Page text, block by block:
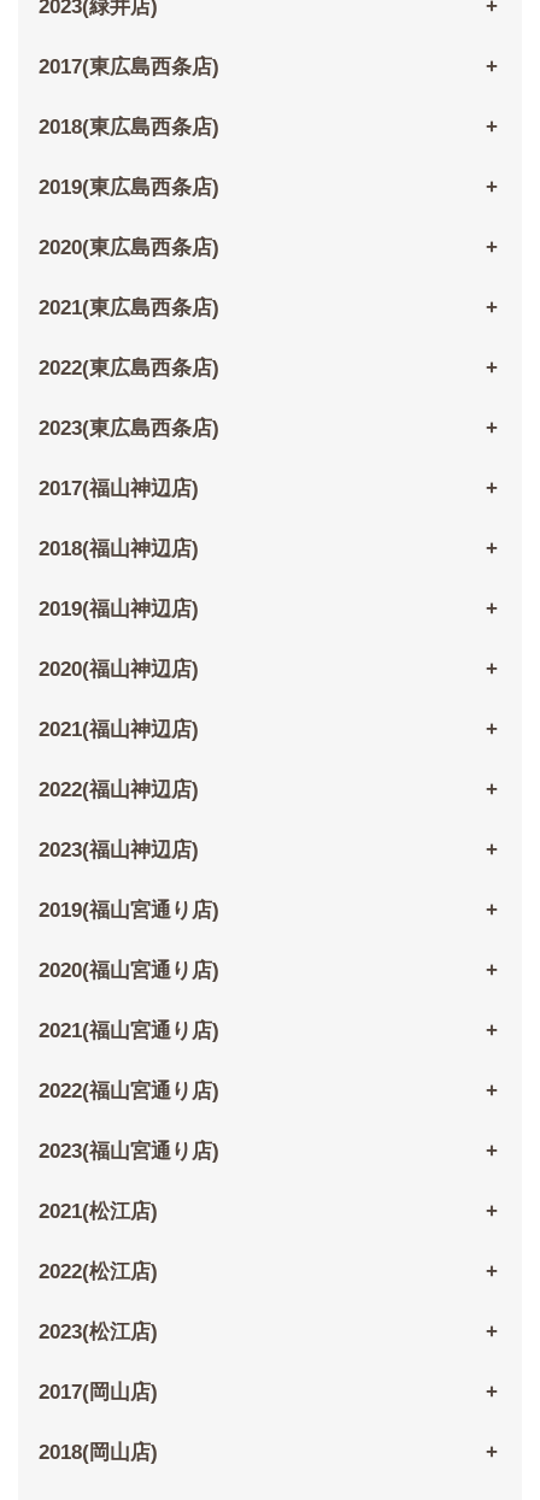
2023(緑井店)
2017(東広島西条店)
2018(東広島西条店)
2019(東広島西条店)
2020(東広島西条店)
2021(東広島西条店)
2022(東広島西条店)
2023(東広島西条店)
2017(福山神辺店)
2018(福山神辺店)
2019(福山神辺店)
2020(福山神辺店)
2021(福山神辺店)
2022(福山神辺店)
2023(福山神辺店)
2019(福山宮通り店)
2020(福山宮通り店)
2021(福山宮通り店)
2022(福山宮通り店)
2023(福山宮通り店)
2021(松江店)
2022(松江店)
2023(松江店)
2017(岡山店)
2018(岡山店)